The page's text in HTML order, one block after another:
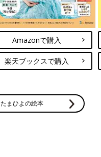
Amazonで購入
楽天ブックスで購入
たまひよの絵本